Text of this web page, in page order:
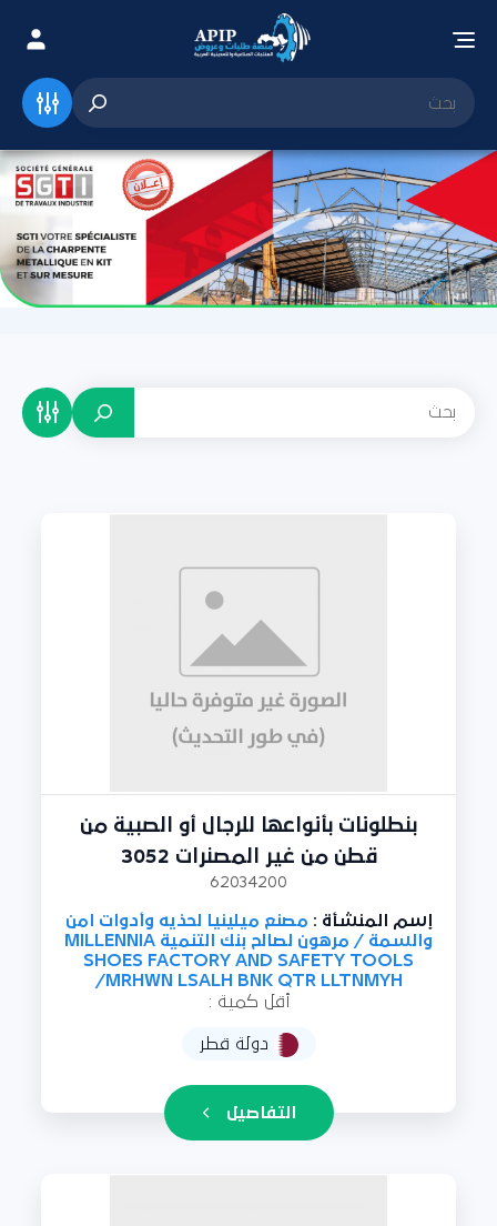
بنطلونات بأنواعها للرجال أو الصبية من
قطن من غير المصنرات 3052
62034200
إسم المنشأة : مصنع ميلينيا لحذيه وأدوات امن
والسمة / مرهون لصالح بنك التنمية MILLENNIA
SHOES FACTORY AND SAFETY TOOLS
/MRHWN LSALH BNK QTR LLTNMYH
أقل كمية :
دولة قطر
التفاصيل